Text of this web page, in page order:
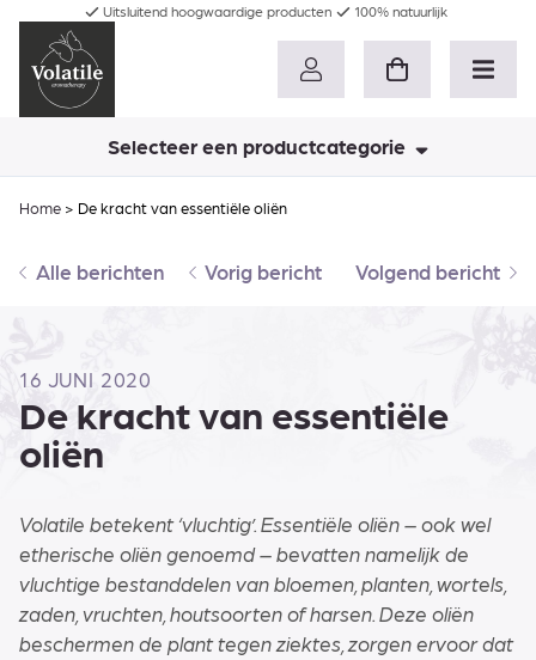
Uitsluitend hoogwaardige producten 100% natuurlijk
Selecteer een productcategorie
Home > De kracht van essentiële oliën
Alle berichten Vorig bericht Volgend bericht
16 JUNI 2020
De kracht van essentiële
oliën
Volatile betekent ‘vluchtig’. Essentiële oliën – ook wel
etherische oliën genoemd – bevatten namelijk de
vluchtige bestanddelen van bloemen, planten, wortels,
zaden, vruchten, houtsoorten of harsen. Deze oliën
beschermen de plant tegen ziektes, zorgen ervoor dat